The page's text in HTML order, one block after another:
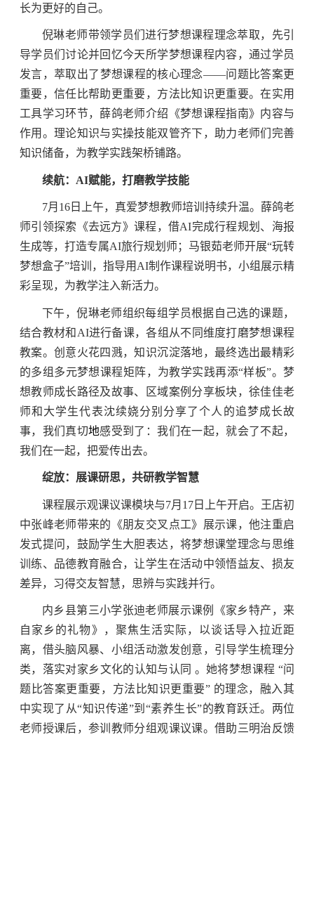
长为更好的自己。
倪琳老师带领学员们进行梦想课程理念萃取，先引
导学员们讨论并回忆今天所学梦想课程内容，通过学员
发言，萃取出了梦想课程的核心理念——问题比答案更
重要，信任比帮助更重要，方法比知识更重要。在实用
工具学习环节，薛鸽老师介绍《梦想课程指南》内容与
作用。理论知识与实操技能双管齐下，助力老师们完善
知识储备，为教学实践架桥铺路。
续航：AI赋能，打磨教学技能
7月16日上午，真爱梦想教师培训持续升温。薛鸽老
师引领探索《去远方》课程，借AI完成行程规划、海报
生成等，打造专属AI旅行规划师；马银茹老师开展“玩转
梦想盒子”培训，指导用AI制作课程说明书，小组展示精
彩呈现，为教学注入新活力。
下午，倪琳老师组织每组学员根据自己选的课题，
结合教材和AI进行备课，各组从不同维度打磨梦想课程
教案。创意火花四溅，知识沉淀落地，最终选出最精彩
的多组多元梦想课程矩阵，为教学实践再添“样板”。梦
想教师成长路径及故事、区域案例分享板块，徐佳佳老
师和大学生代表沈续娆分别分享了个人的追梦成长故
事，我们真切地感受到了：我们在一起，就会了不起，
我们在一起，把爱传出去。
绽放： 展课研思，共研教学智慧
课程展示观课议课模块与7月17日上午开启。王店初
中张峰老师带来的《朋友交叉点工》展示课，他注重启
发式提问，鼓励学生大胆表达，将梦想课堂理念与思维
训练、品德教育融合，让学生在活动中领悟益友、损友
差异，习得交友智慧，思辨与实践并行。
内乡县第三小学张迪老师展示课例《家乡特产，来
自家乡的礼物》，聚焦生活实际，以谈话导入拉近距
离，借头脑风暴、小组活动激发创意，引导学生梳理分
类，落实对家乡文化的认知与认同 。她将梦想课程 “问
题比答案更重要，方法比知识更重要” 的理念，融入其
中实现了从“知识传递”到“素养生长”的教育跃迁。两位
老师授课后，参训教师分组观课议课。借助三明治反馈